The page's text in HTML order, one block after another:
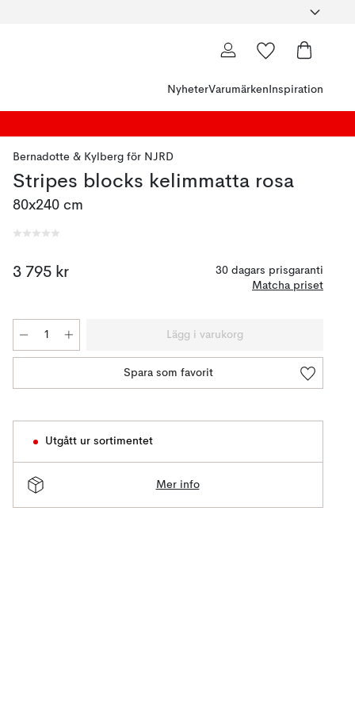
NyheterVarumärken Inspiration
Bernadotte & Kylberg för NJRD
Stripes blocks kelimmatta rosa
80x240 cm
3 795 kr
30 dagars prisgaranti
Matcha priset
Lägg i varukorg
Spara som favorit
Utgått ur sortimentet
Mer info